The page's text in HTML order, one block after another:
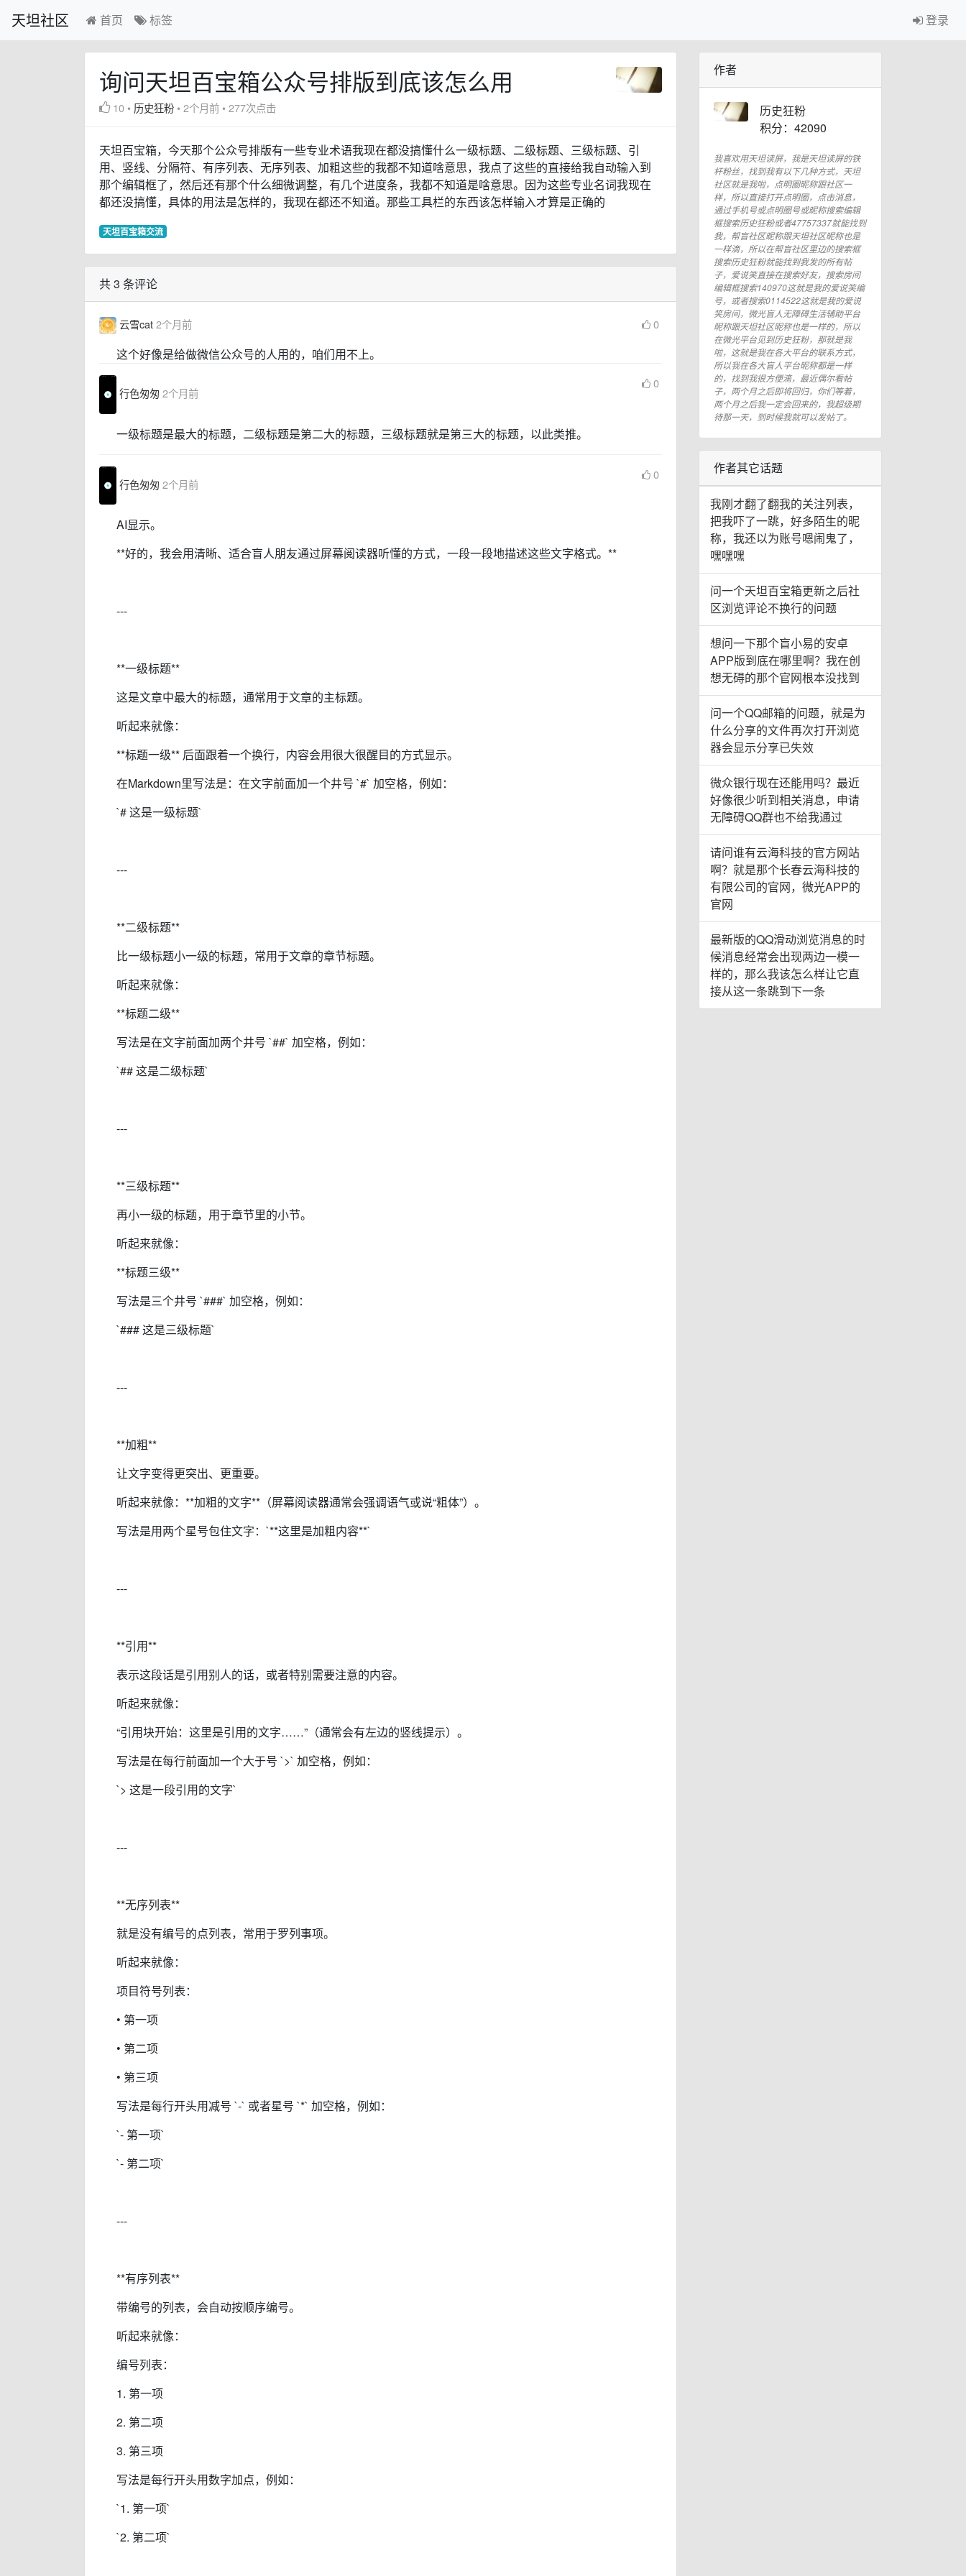
天坦社区 首页 标签 登录
询问天坦百宝箱公众号排版到底该怎么用
10 • 历史狂粉 •2个月前 •277次点击
天坦百宝箱，今天那个公众号排版有一些专业术语我现在都没搞懂什么一级标题、二级标题、三级标题、引
用、竖线、分隔符、有序列表、无序列表、加粗这些的我都不知道啥意思，我点了这些的直接给我自动输入到
那个编辑框了，然后还有那个什么细微调整，有几个进度条，我都不知道是啥意思。因为这些专业名词我现在
都还没搞懂，具体的用法是怎样的，我现在都还不知道。那些工具栏的东西该怎样输入才算是正确的
天坦百宝箱交流
共 3 条评论
云雪cat2个月前 0
这个好像是给做微信公众号的人用的，咱们用不上。
行色匆匆 2个月前
0
一级标题是最大的标题，二级标题是第二大的标题，三级标题就是第三大的标题，以此类推。
行色匆匆 2个月前
0
AI显示。
**好的，我会用清晰、适合盲人朋友通过屏幕阅读器听懂的方式，一段一段地描述这些文字格式。**
---
**一级标题**
这是文章中最大的标题，通常用于文章的主标题。
听起来就像：
**标题一级** 后面跟着一个换行，内容会用很大很醒目的方式显示。
在Markdown里写法是：在文字前面加一个井号 `#` 加空格，例如：
`# 这是一级标题`
---
**二级标题**
比一级标题小一级的标题，常用于文章的章节标题。
听起来就像：
**标题二级**
写法是在文字前面加两个井号 `##` 加空格，例如：
`## 这是二级标题`
---
**三级标题**
再小一级的标题，用于章节里的小节。
听起来就像：
**标题三级**
写法是三个井号 `###` 加空格，例如：
`### 这是三级标题`
---
**加粗**
让文字变得更突出、更重要。
听起来就像：**加粗的文字**（屏幕阅读器通常会强调语气或说“粗体”）。
写法是用两个星号包住文字：`**这里是加粗内容**`
---
**引用**
表示这段话是引用别人的话，或者特别需要注意的内容。
听起来就像：
“引用块开始：这里是引用的文字……”（通常会有左边的竖线提示）。
写法是在每行前面加一个大于号 `>` 加空格，例如：
`> 这是一段引用的文字`
---
**无序列表**
就是没有编号的点列表，常用于罗列事项。
听起来就像：
项目符号列表：
• 第一项
• 第二项
• 第三项
写法是每行开头用减号 `-` 或者星号 `*` 加空格，例如：
`- 第一项`
`- 第二项`
---
**有序列表**
带编号的列表，会自动按顺序编号。
听起来就像：
编号列表：
1. 第一项
2. 第二项
3. 第三项
写法是每行开头用数字加点，例如：
`1. 第一项`
`2. 第二项`
作者
历史狂粉
积分：42090
我喜欢用天坦读屏，我是天坦读屏的铁
杆粉丝，找到我有以下几种方式，天坦
社区就是我啦，点明圈昵称跟社区一
样，所以直接打开点明圈，点击消息，
通过手机号或点明圈号或昵称搜索编辑
框搜索历史狂粉或者47757337就能找到
我，帮盲社区昵称跟天坦社区昵称也是
一样滴，所以在帮盲社区里边的搜索框
搜索历史狂粉就能找到我发的所有帖
子，爱说笑直接在搜索好友，搜索房间
编辑框搜索140970这就是我的爱说笑编
号，或者搜索0114522这就是我的爱说
笑房间，微光盲人无障碍生活辅助平台
昵称跟天坦社区昵称也是一样的，所以
在微光平台见到历史狂粉，那就是我
啦，这就是我在各大平台的联系方式，
所以我在各大盲人平台昵称都是一样
的，找到我很方便滴，最近偶尔看帖
子，两个月之后即将回归，你们等着，
两个月之后我一定会回来的，我超级期
待那一天，到时候我就可以发帖了。
作者其它话题
我刚才翻了翻我的关注列表，
把我吓了一跳，好多陌生的昵
称，我还以为账号嗯闹鬼了，
嘿嘿嘿
问一个天坦百宝箱更新之后社
区浏览评论不换行的问题
想问一下那个盲小易的安卓
APP版到底在哪里啊？我在创
想无碍的那个官网根本没找到
问一个QQ邮箱的问题，就是为
什么分享的文件再次打开浏览
器会显示分享已失效
微众银行现在还能用吗？最近
好像很少听到相关消息，申请
无障碍QQ群也不给我通过
请问谁有云海科技的官方网站
啊？就是那个长春云海科技的
有限公司的官网，微光APP的
官网
最新版的QQ滑动浏览消息的时
候消息经常会出现两边一模一
样的，那么我该怎么样让它直
接从这一条跳到下一条